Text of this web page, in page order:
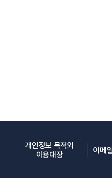
(새 창 열림)개인정보 목적외
이용대장(새 창 열림)이메